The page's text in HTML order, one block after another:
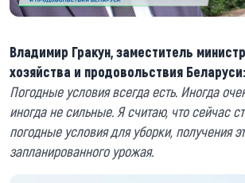
Владимир Гракун, заместитель
хозяйства и продовольствия Беларуси:
Погодные условия всегда есть. Иногда
иногда не сильные. Я считаю, что сейчас
погодные условия для уборки, получения
запланированного урожая.